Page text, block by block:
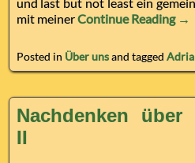
mit meinerContinue Reading →
Posted in Über unsand tagged
Nachdenken über
II